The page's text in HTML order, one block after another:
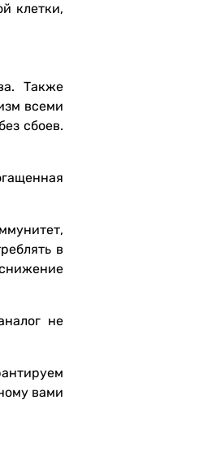
клетки,
Также
всеми
сбоев.
в
не
вами